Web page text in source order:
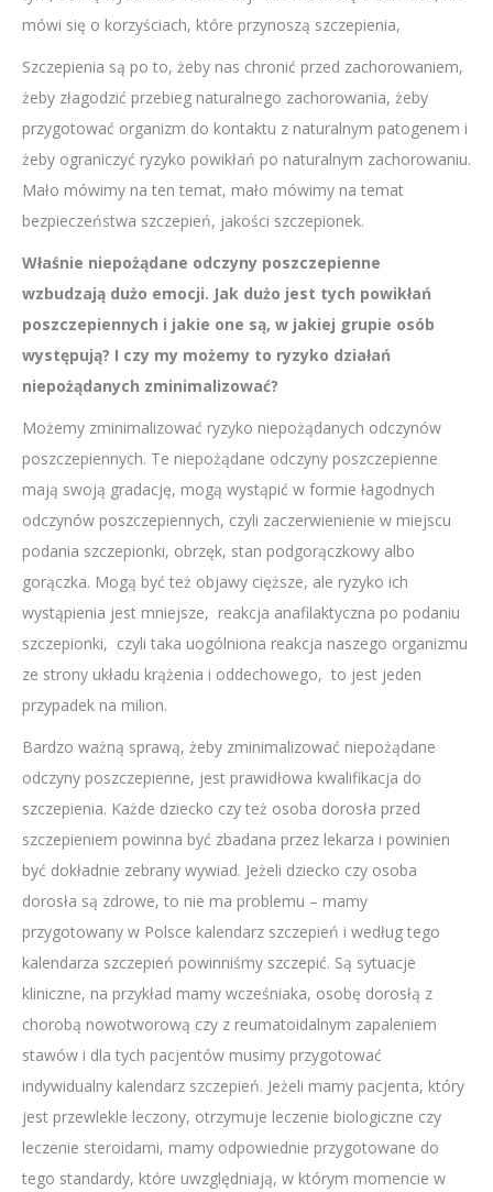
mówi się o korzyściach, które przynoszą szczepienia,
Szczepienia są po to, żeby nas chronić przed zachorowaniem,
żeby złagodzić przebieg naturalnego zachorowania, żeby
przygotować organizm do kontaktu z naturalnym patogenem i
żeby ograniczyć ryzyko powikłań po naturalnym zachorowaniu.
Mało mówimy na ten temat, mało mówimy na temat
bezpieczeństwa szczepień, jakości szczepionek.
Właśnie niepożądane odczyny poszczepienne
wzbudzają dużo emocji. Jak dużo jest tych powikłań
poszczepiennych i jakie one są, w jakiej grupie osób
występują? I czy my możemy to ryzyko działań
niepożądanych zminimalizować?
Możemy zminimalizować ryzyko niepożądanych odczynów
poszczepiennych. Te niepożądane odczyny poszczepienne
mają swoją gradację, mogą wystąpić w formie łagodnych
odczynów poszczepiennych, czyli zaczerwienienie w miejscu
podania szczepionki, obrzęk, stan podgorączkowy albo
gorączka. Mogą być też objawy cięższe, ale ryzyko ich
wystąpienia jest mniejsze, reakcja anafilaktyczna po podaniu
szczepionki, czyli taka uogólniona reakcja naszego organizmu
ze strony układu krążenia i oddechowego, to jest jeden
przypadek na milion.
Bardzo ważną sprawą, żeby zminimalizować niepożądane
odczyny poszczepienne, jest prawidłowa kwalifikacja do
szczepienia. Każde dziecko czy też osoba dorosła przed
szczepieniem powinna być zbadana przez lekarza i powinien
być dokładnie zebrany wywiad. Jeżeli dziecko czy osoba
dorosła są zdrowe, to nie ma problemu – mamy
przygotowany w Polsce kalendarz szczepień i według tego
kalendarza szczepień powinniśmy szczepić. Są sytuacje
kliniczne, na przykład mamy wcześniaka, osobę dorosłą z
chorobą nowotworową czy z reumatoidalnym zapaleniem
stawów i dla tych pacjentów musimy przygotować
indywidualny kalendarz szczepień. Jeżeli mamy pacjenta, który
jest przewlekle leczony, otrzymuje leczenie biologiczne czy
leczenie steroidami, mamy odpowiednie przygotowane do
tego standardy, które uwzględniają, w którym momencie w